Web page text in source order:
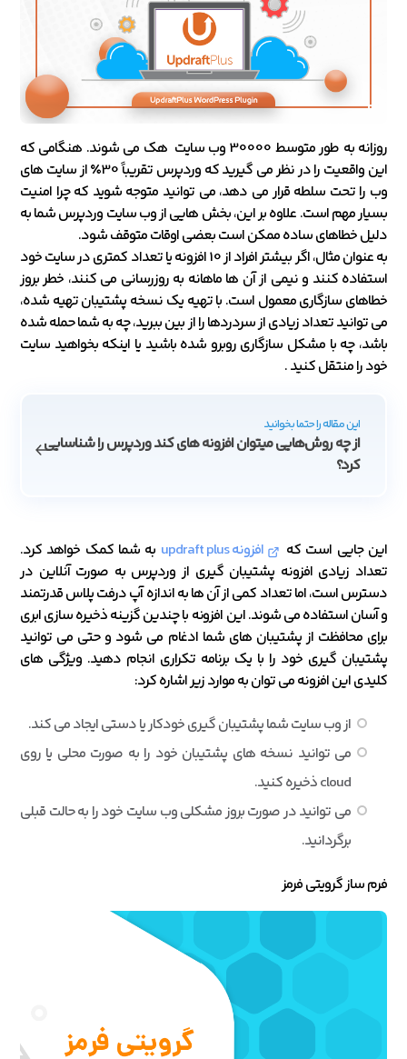
روزانه به طور متوسط 30000 وب سایت هک می شوند. هنگامی که
این واقعیت را در نظر می گیرید که وردپرس تقریباً 30٪ از سایت های
وب را تحت سلطه قرار می دهد، می توانید متوجه شوید که چرا امنیت
بسیار مهم است. علاوه بر این، بخش هایی از وب سایت وردپرس شما به
دلیل خطاهای ساده ممکن است بعضی اوقات متوقف شود.
به عنوان مثال، اگر بیشتر افراد از 10 افزونه یا تعداد کمتری در سایت خود
استفاده کنند و نیمی از آن ها ماهانه به روزرسانی می کنند، خطر بروز
خطاهای سازگاری معمول است. با تهیه یک نسخه پشتیبان تهیه شده،
می توانید تعداد زیادی از سردردها را از بین ببرید، چه به شما حمله شده
باشد، چه با مشکل سازگاری روبرو شده باشید یا اینکه بخواهید سایت
خود را منتقل کنید .
این مقاله را حتما بخوانید
از چه روش‌هایی میتوان افزونه های کند وردپرس را شناسایی
کرد؟
این جایی است که افزونه updraft plus
به شما کمک خواهد کرد.
تعداد زیادی افزونه پشتیبان گیری از وردپرس به صورت آنلاین در
دسترس است، اما تعداد کمی از آن ها به اندازه آپ درفت پلاس قدرتمند
و آسان استفاده می شوند. این افزونه با چندین گزینه ذخیره سازی ابری
برای محافظت از پشتیبان های شما ادغام می شود و حتی می توانید
پشتیبان گیری خود را با یک برنامه تکراری انجام دهید. ویژگی های
کلیدی این افزونه می توان به موارد زیر اشاره کرد:
از وب سایت شما پشتیبان گیری خودکار یا دستی ایجاد می کند.
می توانید نسخه های پشتیبان خود را به صورت محلی یا روی
cloud ذخیره کنید.
می توانید در صورت بروز مشکلی وب سایت خود را به حالت قبلی
برگردانید.
فرم ساز گرویتی فرمز